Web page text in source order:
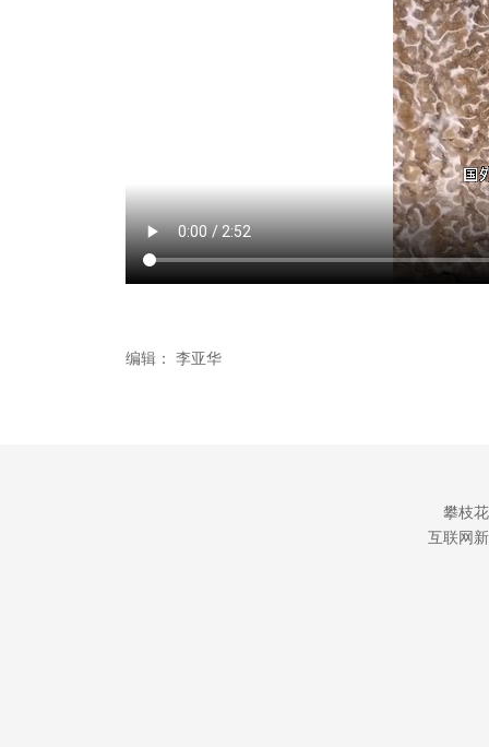
编辑： 李亚华
攀枝
互联网